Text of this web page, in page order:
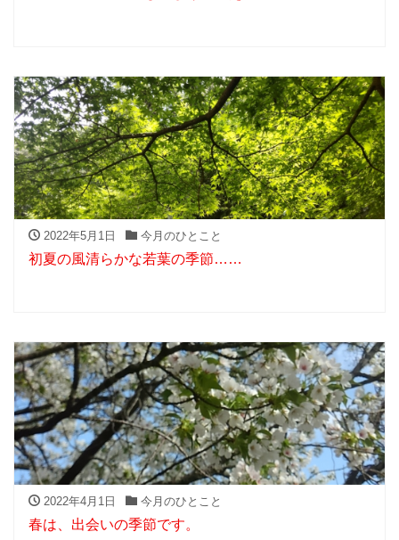
2022年5月1日 今月のひとこと
初夏の風清らかな若葉の季節……
2022年4月1日 今月のひとこと
春は、出会いの季節です。